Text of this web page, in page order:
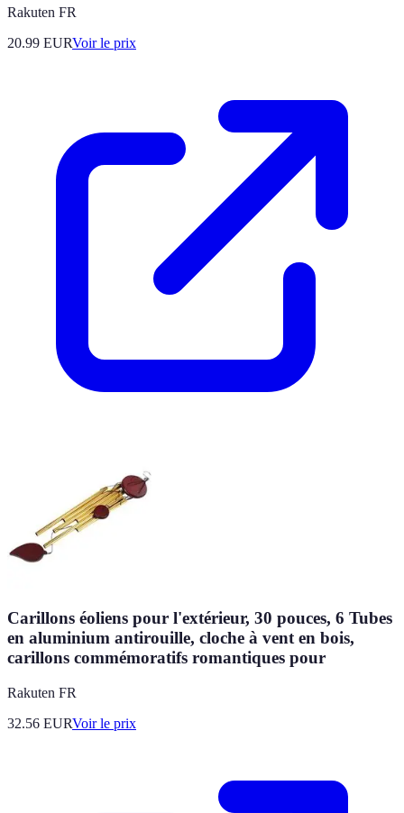
Rakuten FR
20.99 EURVoir le prix
Carillons éoliens pour l'extérieur, 30 pouces, 6 Tubes
en aluminium antirouille, cloche à vent en bois,
carillons commémoratifs romantiques pour
Rakuten FR
32.56 EURVoir le prix